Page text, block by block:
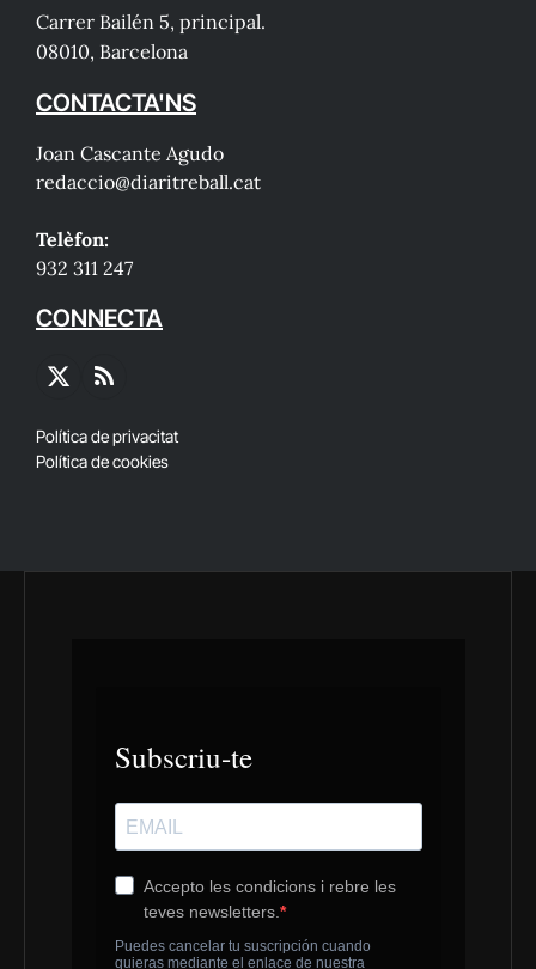
Carrer Bailén 5, principal.
08010, Barcelona
CONTACTA'NS
Joan Cascante Agudo
redaccio@diaritreball.cat
Telèfon:
932 311 247
CONNECTA
X
RSS
Política de privacitat
Política de cookies